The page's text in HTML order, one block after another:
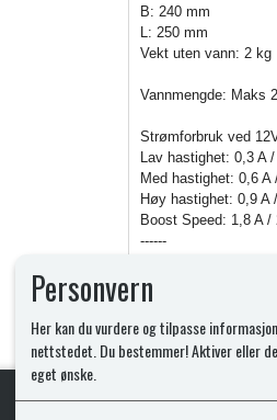
B: 240 mm
L: 250 mm
Vekt uten vann: 2 kg
Vannmengde: Maks
Strømforbruk ved
Lav hastighet: 0,3 A
Med hastighet: 0,6 A
Høy hastighet: 0,9 A
Boost Speed: 1,8 A /
------
Lav hastighet: 48dB
Høy hastighet: 69 dB
Personvern
Her kan du vurdere og tilpasse
nettstedet. Du bestemmer! Aktiver eller
eget ønske.